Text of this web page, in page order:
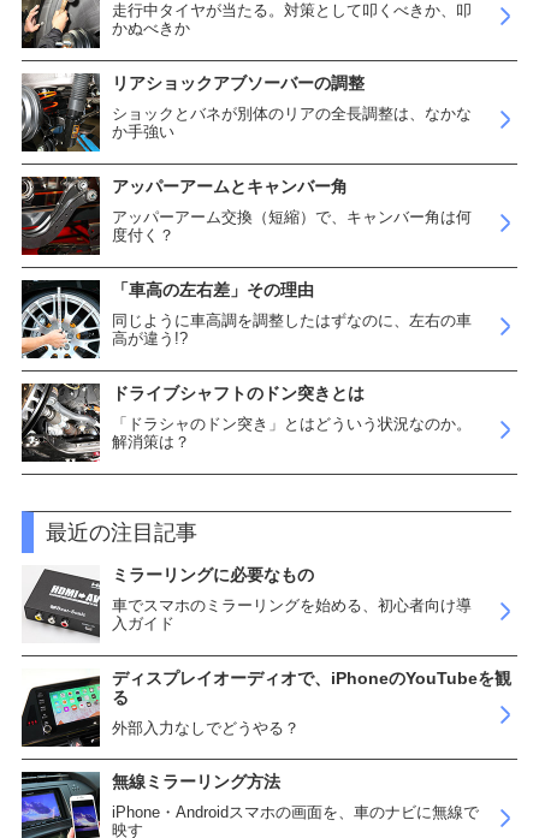
走行中タイヤが当たる。対策として叩くべきか、叩
かぬべきか
リアショックアブソーバーの調整
ショックとバネが別体のリアの全長調整は、なかな
か手強い
アッパーアームとキャンバー角
アッパーアーム交換（短縮）で、キャンバー角は何
度付く？
「車高の左右差」その理由
同じように車高調を調整したはずなのに、左右の車
高が違う!?
ドライブシャフトのドン突きとは
「ドラシャのドン突き」とはどういう状況なのか。
解消策は？
最近の注目記事
ミラーリングに必要なもの
車でスマホのミラーリングを始める、初心者向け導
入ガイド
ディスプレイオーディオで、iPhoneのYouTubeを観
る
外部入力なしでどうやる？
無線ミラーリング方法
iPhone・Androidスマホの画面を、車のナビに無線で
映す